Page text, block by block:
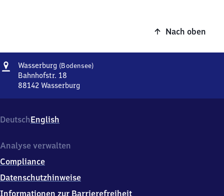
Nach oben
Adresse
Wasserburg (Bodensee)Wasserburg
Bahnhofstr. 18
88142 Wasserburg
Bahnhofstr.
18,
8
4
2
DeutschEnglish
Analyse verwalten
Compliance
Datenschutzhinweise
Informationen zur Barrierefreiheit